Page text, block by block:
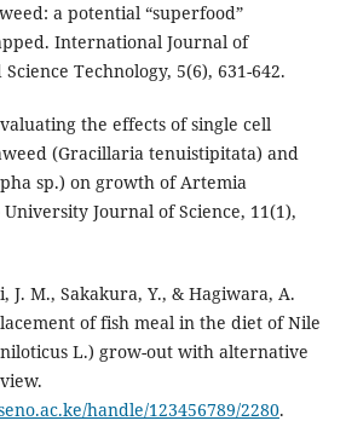
a potential “superfood”
International Journal of
Technology, 5(6), 631-642.
the effects of single cell
(Gracillaria tenuistipitata) and
sp.) on growth of Artemia
Journal of Science, 11(1),
J. M., Sakakura, Y., & Hagiwara, A.
of fish meal in the diet of Nile
L.) grow-out with alternative
handle/123456789/2280.